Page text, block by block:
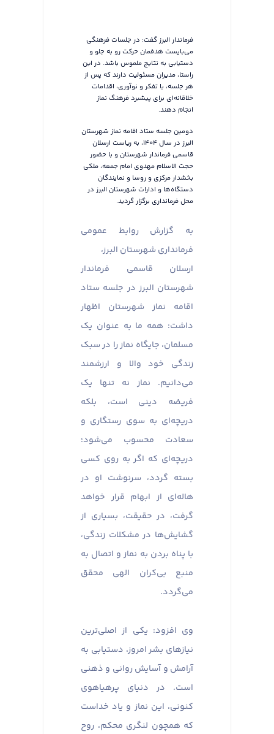
فرماندار البرز گفت: در جلسات فرهنگی
می‌بایست هدفمان حرکت رو به جلو و
دستیابی به نتایج ملموس باشد. در این
راستا، مدیران مسئولیت دارند که پس از
هر جلسه، با تفکر و نوآوری، اقدامات
خلاقانه‌ای برای پیشبرد فرهنگ نماز
انجام دهند.
دومین جلسه ستاد اقامه نماز شهرستان
البرز در سال ۱۴۰۴، به ریاست ارسلان
قاسمی فرماندار شهرستان و با حضور
حجت الاسلام مهدوی امام جمعه، ملکی
بخشدار مرکزی و روسا و نمایندگان
دستگاه‌ها و ادارات شهرستان البرز در
محل فرمانداری برگزار گردید.
به گزارش روابط عمومی
فرمانداری شهرستان البرز،
ارسلان قاسمی فرماندار
شهرستان البرز در جلسه ستاد
اقامه نماز شهرستان اظهار
داشت: همه ما به عنوان یک
مسلمان، جایگاه نماز را در سبک
زندگی خود والا و ارزشمند
می‌دانیم. نماز نه تنها یک
فریضه دینی است، بلکه
دریچه‌ای به سوی رستگاری و
سعادت محسوب می‌شود؛
دریچه‌ای که اگر به روی کسی
بسته گردد، سرنوشت او در
هاله‌ای از ابهام قرار خواهد
گرفت، در حقیقت، بسیاری از
گشایش‌ها در مشکلات زندگی،
با پناه بردن به نماز و اتصال به
منبع بی‌کران الهی محقق
می‌گردد.
وی افزود: یکی از اصلی‌ترین
نیازهای بشر امروز، دستیابی به
آرامش و آسایش روانی و ذهنی
است. در دنیای پرهیاهوی
کنونی، این نماز و یاد خداست
که همچون لنگری محکم، روح